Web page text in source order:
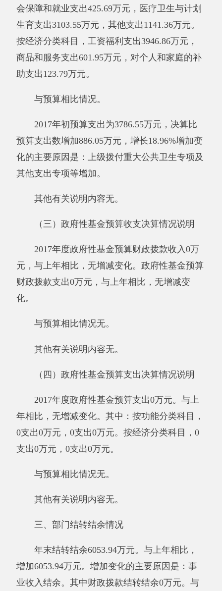
三、部门结转结余情况
年末结转结余6053.94万元。与上年相比，
业收入结余。其中财政拨款结转结余0万元。与
上年相比，无增减变化。
其他有关说明内容无。
四、一般公共预算“三公”经费支出情况
2017年度一般公共预算“三公”经费支出决算
26.29万元，比上年增加20.29万元，增长
338.14%，增加原因是江西援赠120救护车，维修
占0%，比上年增加0万元，无增减变化；公务用
车购置及运行维护费支出26.29万元，占100%，
援赠120救护车，维修费增高；公务接待费支出0
万元，占0%，比上年增加0万元，无增减变化。
具体情况如下：
国（境）团组0个，累计0人次。开支内容包括：
中，公务用车购置0万元，公务用车运行维护费
26.29万元。主要用于汽车维修及保养。2017
量0辆，保有量为7辆。
公务接待费0万元。具体是：国内公务接待
次，0人次。
与预算相比情况。
2017年年初预算收入26.29万元，决算与预
其他有关说明内容无。
五、机关运行经费支出情况